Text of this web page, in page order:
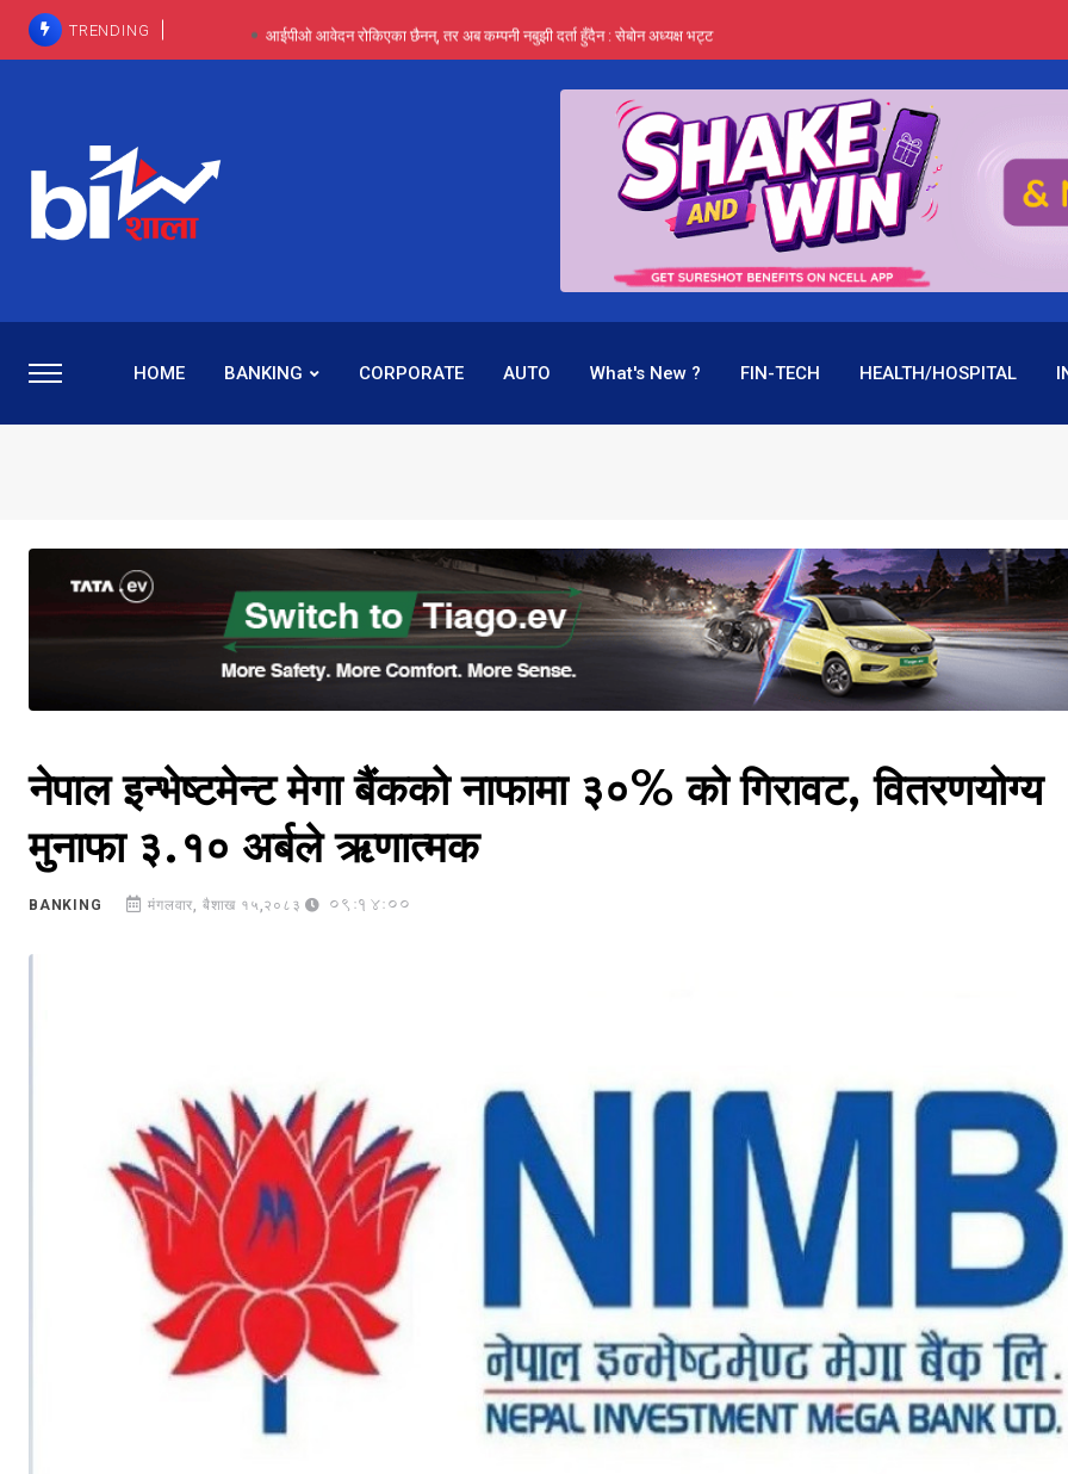
TRENDING आईपीओ आवेदन रोकिएका छैनन्, तर अब कम्पनी नबुझी दर्ता हुँदैन : सेबोन अध्यक्ष भट्ट
पाँच वर्षसम्म अदालत मौन, पद सकिएपछि महाप्रसाद ‘योग्य’ !
प्रभू बैंकका सञ्चालक बस्नेतमाथि राष्ट्र बैंकको ‘कन्सर्न’, प्रवक्ता भन्छन्- समूह फेरेर सञ्चालक पदमा बस्न मिल्दैन
५-६ वर्षदेखि बढुवा नहुँदा निराश थिइन् रश्मी, जागिर परिवर्तनको प्रयास पनि असफल
HOME BANKING CORPORATE AUTO What's New ? FIN-TECH HEALTH/HOSPITAL
नेपाल इन्भेष्टमेन्ट मेगा बैंकको नाफामा ३०% को गिरावट, वितरणयोग्य
मुनाफा ३.१० अर्बले ऋणात्मक
BANKING मंगलवार, बैशाख १५,२०८३ 09:14:00